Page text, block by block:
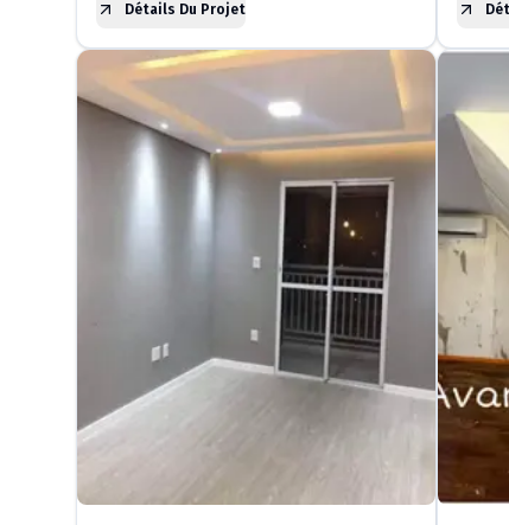
Détails Du Projet